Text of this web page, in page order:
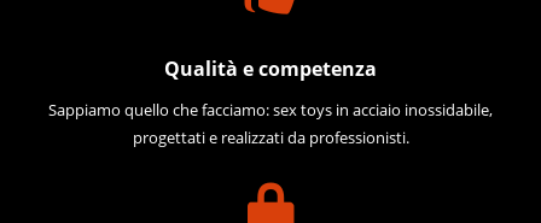
Qualità e competenza
Sappiamo quello che facciamo: sex toys in acciaio inossidabile,
progettati e realizzati da professionisti.